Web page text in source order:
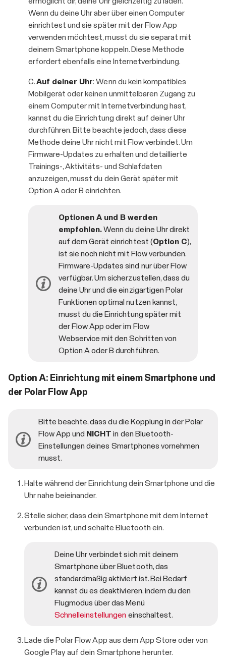
Wenn du deine Uhr aber über einen Computer
einrichtest und sie später mit der Flow App
verwenden möchtest, musst du sie separat mit
deinem Smartphone koppeln. Diese Methode
erfordert ebenfalls eine Internetverbindung.
C.Auf deiner Uhr: Wenn du kein kompatibles
Mobilgerät oder keinen unmittelbaren Zugang zu
einem Computer mit Internetverbindung hast,
kannst du die Einrichtung direkt auf deiner Uhr
durchführen. Bitte beachte jedoch, dass diese
Methode deine Uhr nicht mit Flow verbindet. Um
Firmware-Updates zu erhalten und detaillierte
Trainings-, Aktivitäts- und Schlafdaten
anzuzeigen, musst du dein Gerät später mit
Option A oder B einrichten.
Optionen A und B werden
empfohlen.Wenn du deine Uhr direkt
auf dem Gerät einrichtest (Option C),
ist sie noch nicht mit Flow verbunden.
Firmware-Updates sind nur über Flow
verfügbar. Um sicherzustellen, dass du
deine Uhr und die einzigartigen Polar
Funktionen optimal nutzen kannst,
musst du die Einrichtung später mit
der Flow App oder im Flow
Webservice mit den Schritten von
Option A oder B durchführen.
Option A: Einrichtung mit einem Smartphone und
der Polar Flow App
Bitte beachte, dass du die Kopplung in der Polar
Flow App und NICHT in den Bluetooth-
Einstellungen deines Smartphones vornehmen
musst.
Halte während der Einrichtung dein Smartphone und die
Uhr nahe beieinander.
Stelle sicher, dass dein Smartphone mit dem Internet
verbunden ist, und schalte Bluetooth ein.
Deine Uhr verbindet sich mit deinem
Smartphone über Bluetooth, das
standardmäßig aktiviert ist. Bei Bedarf
kannst du es deaktivieren, indem du den
Flugmodus über das Menü
Schnelleinstellungen einschaltest.
Lade die Polar Flow App aus dem App Store oder von
Google Play auf dein Smartphone herunter.